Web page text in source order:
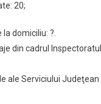
20;
domiciliu: ?.
din cadrul
ale Serviciului